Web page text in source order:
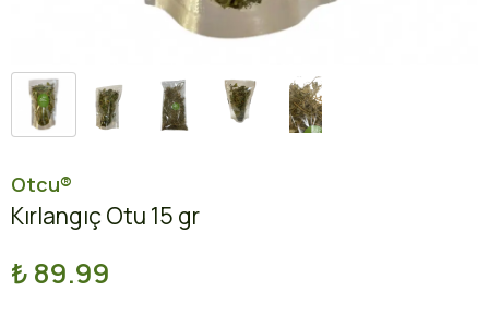
Otcu®
Kırlangıç Otu 15 gr
₺ 89.99